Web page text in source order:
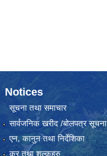
Notices
सूचना तथा समाचार
सार्वजनिक खरीद /बोलपत्र सूचना
एन, कानुन तथा निर्देशिका
कर तथा शुल्कहरु